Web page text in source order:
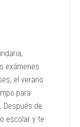
exámenes
el verano
para
Después de
escolar y te